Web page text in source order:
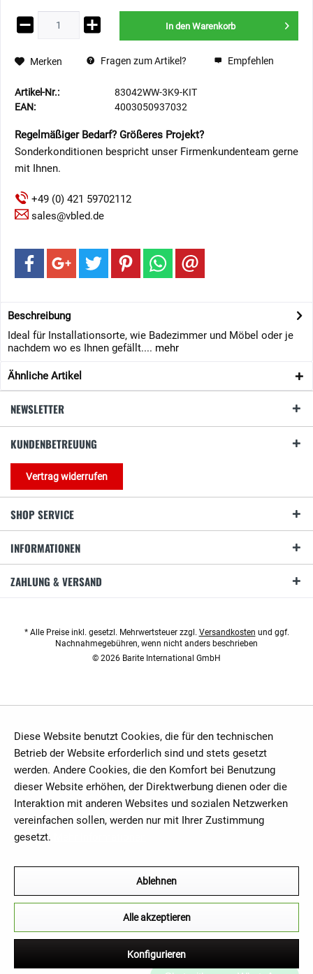
In den Warenkorb
Merken Fragen zum Artikel? Empfehlen
Artikel-Nr.:
83042WW-3K9-KIT
EAN:
4003050937032
Regelmäßiger Bedarf? Größeres Projekt?
Sonderkonditionen bespricht unser Firmenkundenteam gerne
mit Ihnen.
+49 (0) 421 59702112
sales@vbled.de
Beschreibung
Ideal für Installationsorte, wie Badezimmer und Möbel oder je
nachdem wo es Ihnen gefällt.... mehr
Ähnliche Artikel
NEWSLETTER
KUNDENBETREUUNG
Vertrag widerrufen
SHOP SERVICE
INFORMATIONEN
ZAHLUNG & VERSAND
* Alle Preise inkl. gesetzl. Mehrwertsteuer zzgl. Versandkosten und ggf.
Nachnahmegebühren, wenn nicht anders beschrieben
© 2026 Barite International GmbH
Diese Website benutzt Cookies, die für den technischen
Betrieb der Website erforderlich sind und stets gesetzt
werden. Andere Cookies, die den Komfort bei Benutzung
dieser Website erhöhen, der Direktwerbung dienen oder die
Interaktion mit anderen Websites und sozialen Netzwerken
vereinfachen sollen, werden nur mit Ihrer Zustimmung
gesetzt.
Ablehnen
Alle akzeptieren
Konfigurieren